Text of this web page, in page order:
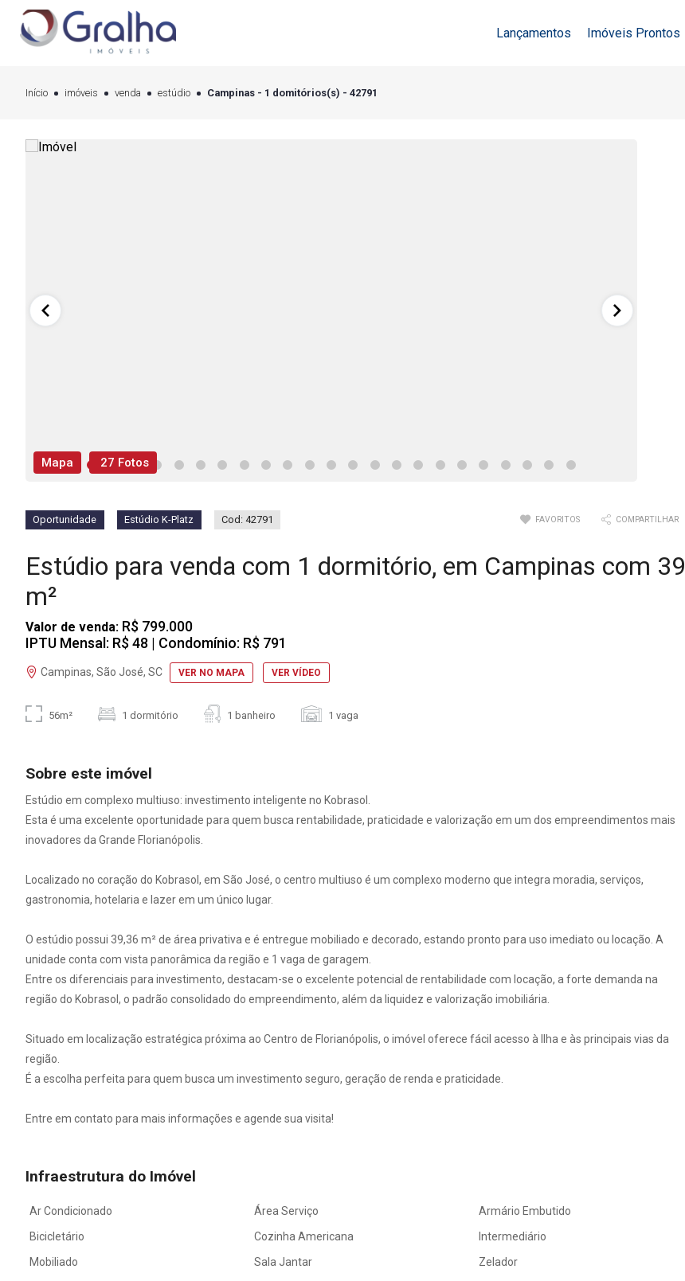
Lançamentos Imóveis Prontos
Início imóveis venda estúdio Campinas - 1 domitórios(s) - 42791
Mapa 27 Fotos
Oportunidade Estúdio K-Platz Cod: 42791 FAVORITOS COMPARTILHAR
Estúdio para venda com 1 dormitório, em Campinas com 39
m²
Valor de venda: R$ 799.000
IPTU Mensal: R$ 48 | Condomínio: R$ 791
Campinas, São José, SC VER NO MAPA VER VÍDEO
56m² 1 dormitório 1 banheiro 1 vaga
Sobre este imóvel
Estúdio em complexo multiuso: investimento inteligente no Kobrasol.
Esta é uma excelente oportunidade para quem busca rentabilidade, praticidade e valorização em um dos empreendimentos mais
inovadores da Grande Florianópolis.
Localizado no coração do Kobrasol, em São José, o centro multiuso é um complexo moderno que integra moradia, serviços,
gastronomia, hotelaria e lazer em um único lugar.
O estúdio possui 39,36 m² de área privativa e é entregue mobiliado e decorado, estando pronto para uso imediato ou locação. A
unidade conta com vista panorâmica da região e 1 vaga de garagem.
Entre os diferenciais para investimento, destacam-se o excelente potencial de rentabilidade com locação, a forte demanda na
região do Kobrasol, o padrão consolidado do empreendimento, além da liquidez e valorização imobiliária.
Situado em localização estratégica próxima ao Centro de Florianópolis, o imóvel oferece fácil acesso à Ilha e às principais vias da
região.
É a escolha perfeita para quem busca um investimento seguro, geração de renda e praticidade.
Entre em contato para mais informações e agende sua visita!
Infraestrutura do Imóvel
Ar Condicionado Área Serviço
Armário Embutido
Bicicletário
Cozinha Americana
Intermediário
Mobiliado
Sala Jantar Zelador